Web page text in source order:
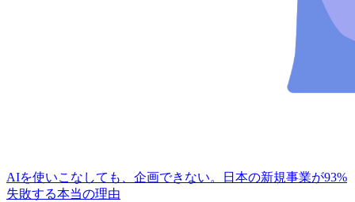
AIを使いこなしても、企画できない。日本の新規事業が93%
失敗する本当の理由